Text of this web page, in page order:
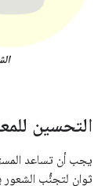
التحسين
يجب أن تساعد
ثوانٍ لتجنُّب الشعور